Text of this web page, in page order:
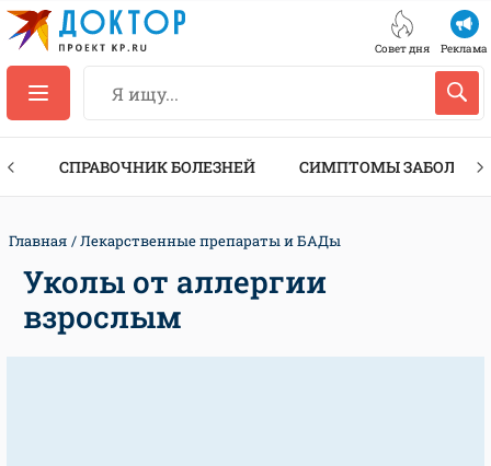
Совет дня Реклама
СПРАВОЧНИК БОЛЕЗНЕЙ СИМПТОМЫ
Главная Лекарственные препараты и БАДы
Уколы от аллергии
взрослым